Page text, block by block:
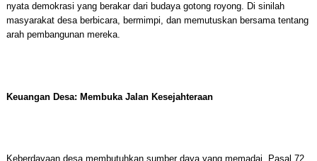
nyata demokrasi yang berakar dari budaya gotong royong. Di sinilah
masyarakat desa berbicara, bermimpi, dan memutuskan bersama tentang
arah pembangunan mereka.
Keuangan Desa: Membuka Jalan Kesejahteraan
Keberdayaan desa membutuhkan sumber daya yang memadai. Pasal 72